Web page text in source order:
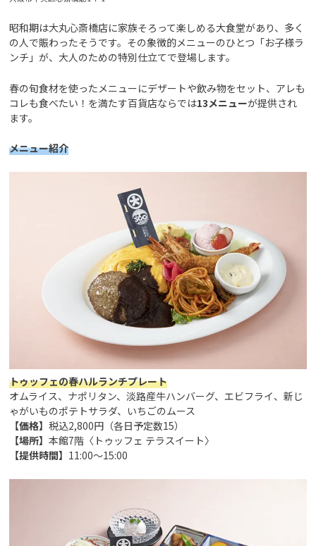
昭和期は大丸心斎橋店に家族そろって楽しめる大食堂があり、多く
の人で賑わったそうです。その象徴的メニューのひとつ「お子様ラ
ンチ」が、大人のための特別仕立てで登場します。
春の旬食材を使ったメニューにデザートや飲み物をセット、アレも
コレも食べたい！を満たす百貨店ならでは13メニューが提供され
ます。
メニュー紹介
トゥッフェの春ハルランチプレート
オムライス、ナポリタン、淡路産牛ハンバーグ、エビフライ、新じ
ゃがいものポテトサラダ、いちごのムース
【価格】税込2,800円（各日予定数15）
【場所】本館7階〈トゥッフェ テラスイート〉
【提供時間】 11:00～15:00